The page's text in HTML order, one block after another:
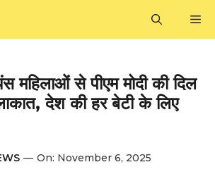
महिलाओं से पीएम मोदी की दिल
देश की हर बेटी के लिए
— On: November 6, 2025